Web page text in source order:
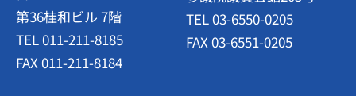
第36桂和ビル 7階
TEL 011-211-8185
FAX 011-211-8184
TEL 03-6550-0205
FAX 03-6551-0205